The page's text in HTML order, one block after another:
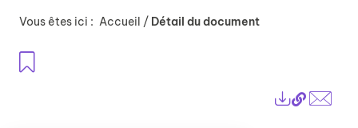
Vous êtes ici : Accueil / Détail du document
Lien